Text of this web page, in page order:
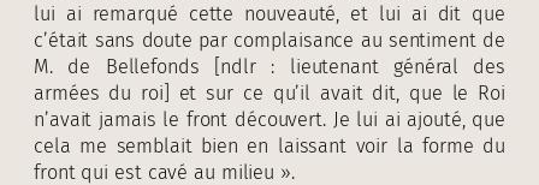
lui ai remarqué cette nouveauté, et lui ai dit que
c’était sans doute par complaisance au sentiment de
M. de Bellefonds [ndlr : lieutenant général des
armées du roi] et sur ce qu’il avait dit, que le Roi
n’avait jamais le front découvert. Je lui ai ajouté, que
cela me semblait bien en laissant voir la forme du
front qui est cavé au milieu ».